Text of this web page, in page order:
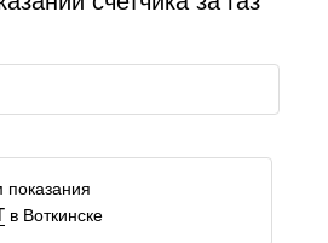
в Воткинске